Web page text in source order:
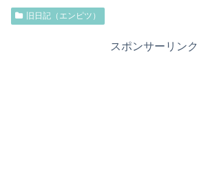
旧日記（エンピツ）
スポンサーリンク